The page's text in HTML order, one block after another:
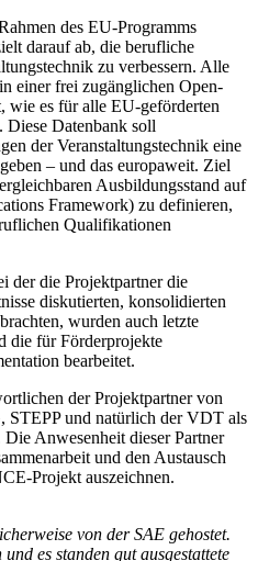
des EU-Programms
darauf ab, die berufliche
zu verbessern. Alle
einer frei zugänglichen Open-
wie es für alle EU-geförderten
Datenbank soll
der Veranstaltungstechnik eine
– und das europaweit. Ziel
Ausbildungsstand auf
Framework) zu definieren,
Qualifikationen
der die Projektpartner die
diskutierten, konsolidierten
wurden auch letzte
die für Förderprojekte
bearbeitet.
der Projektpartner von
und natürlich der VDT als
Anwesenheit dieser Partner
und den Austausch
Projekt auszeichnen.
von der SAE gehostet.
es standen gut ausgestattete